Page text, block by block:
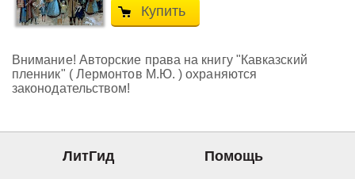
Купить
Внимание! Авторские права на книгу "Кавказский
пленник" ( Лермонтов М.Ю. ) охраняются
законодательством!
ЛитГид Помощь